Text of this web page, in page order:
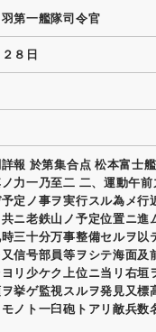
第一艦隊司令官
８日
報 於第集合点 松本富士
力一乃至二 二、運動午前
定ノ事ヲ実行スル為メ行
ニ老鉄山ノ予定位置ニ進
三十分万事整備セルヲ以
信号部員等ヲシテ海面及
リ少ケク上位ニ当リ右垣
挙ゲ監視スルヲ発見又標
ノト一臼砲トアリ敵兵数